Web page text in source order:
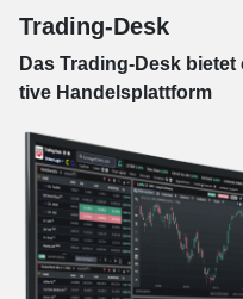
Trading-Desk
Das Trading-Desk
tive Han­dels­platt­form